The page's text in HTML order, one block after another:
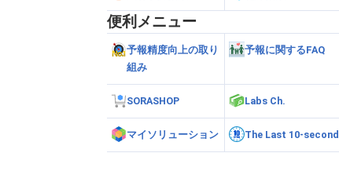
便利メニュー
予報精度向上の取り
組み
予報に関するFAQ
SORASHOP Labs Ch.
マイソリューション The Last 10-second